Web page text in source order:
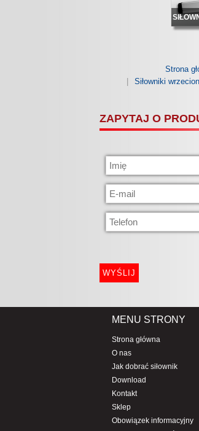
Strona
Siłowniki
ZAPYTAJ O
MENU STRONY
Strona główna
O nas
Jak dobrać siłownik
Download
Kontakt
Sklep
Obowiązek informacyjny